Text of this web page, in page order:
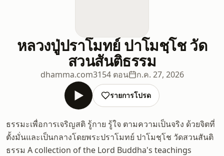
หลวงปู่ปราโมทย์ ปาโมชฺโช วัด
สวนสันติธรรม
dhamma.com3154 ตอน ก.ค. 27, 2026
รายการโปรด
ธรรมะเพื่อการเจริญสติ รู้กาย รู้ใจ ตามความเป็นจริง ด้วยจิตที่
ตั้งมั่นและเป็นกลางโดยพระปราโมทย์ ปาโมชฺโช วัดสวนสันติ
ธรรม A collection of the Lord Buddha's teachings